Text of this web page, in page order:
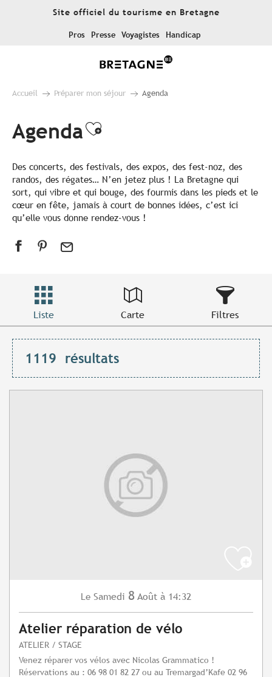
Site officiel du tourisme en Bretagne
Pros Presse Voyagistes Handicap
Accueil Préparer mon séjour Agenda
AgendaAjouter aux favoris
Des concerts, des festivals, des expos, des fest-noz, des
randos, des régates… N’en jetez plus ! La Bretagne qui
sort, qui vibre et qui bouge, des fourmis dans les pieds et le
cœur en fête, jamais à court de bonnes idées, c’est ici
qu’elle vous donne rendez-vous !
Liste Carte Filtres
1119 résultats
Le Samedi 8 Août à 14:32
Atelier réparation de vélo
ATELIER / STAGE
Venez réparer vos vélos avec Nicolas Grammatico !
Réservations au : 06 98 01 82 27 ou au Tremargad’Kafe 02 96